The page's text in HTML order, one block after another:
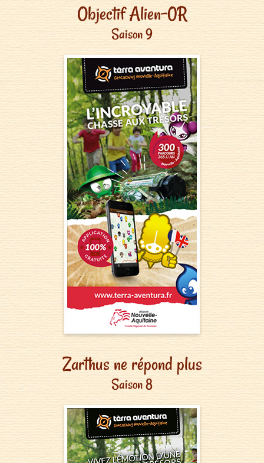
Objectif Alien-0R
Saison 9
Zarthus ne répond plus
Saison 8